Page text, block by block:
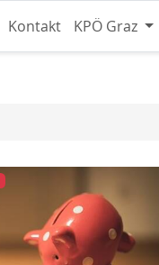
Kontakt KPÖ Graz